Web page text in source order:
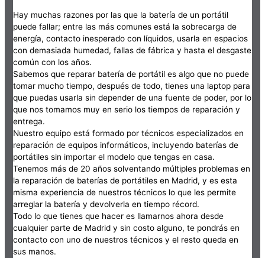
Hay muchas razones por las que la batería de un portátil
puede fallar; entre las más comunes está la sobrecarga de
energía, contacto inesperado con líquidos, usarla en espacios
con demasiada humedad, fallas de fábrica y hasta el desgaste
común con los años.
Sabemos que reparar batería de portátil es algo que no puede
tomar mucho tiempo, después de todo, tienes una laptop para
que puedas usarla sin depender de una fuente de poder, por lo
que nos tomamos muy en serio los tiempos de reparación y
entrega.
Nuestro equipo está formado por técnicos especializados en
reparación de equipos informáticos, incluyendo baterías de
portátiles sin importar el modelo que tengas en casa.
Tenemos más de 20 años solventando múltiples problemas en
la reparación de baterías de portátiles en Madrid, y es esta
misma experiencia de nuestros técnicos lo que les permite
arreglar la batería y devolverla en tiempo récord.
Todo lo que tienes que hacer es llamarnos ahora desde
cualquier parte de Madrid y sin costo alguno, te pondrás en
contacto con uno de nuestros técnicos y el resto queda en
sus manos.